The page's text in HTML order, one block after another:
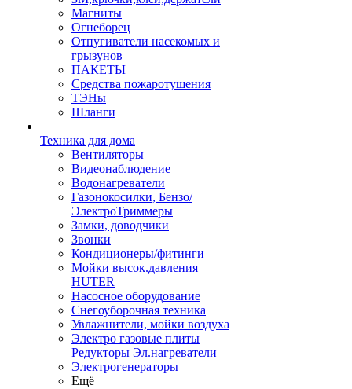
Магниты
Огнеборец
Отпугиватели насекомых и
грызунов
ПАКЕТЫ
Средства пожаротушения
ТЭНы
Шланги
Техника для дома
Вентиляторы
Видеонаблюдение
Водонагреватели
Газонокосилки, Бензо/
ЭлектроТриммеры
Замки, доводчики
Звонки
Кондиционеры/фитинги
Мойки высок.давления
HUTER
Насосное оборудование
Снегоуборочная техника
Увлажнители, мойки воздуха
Электро газовые плиты
Редукторы Эл.нагреватели
Электрогенераторы
Ещё